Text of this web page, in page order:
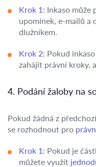
Krok 1 : Inkaso
upomínek, e-mailů a
dlužníkem.
Krok 2: Pokud
zahájit právní kroky,
4. Podání žaloby na
Pokud žádná z
se rozhodnout pro
Krok 1 : Pokud je
můžete využít